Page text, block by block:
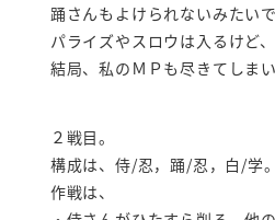
踊さんもよけられないみたいで
パライズやスロウは入るけど
結局、私のＭＰも尽きてしま
２戦目。
構成は、侍/忍，踊/忍，白/学。
作戦は、